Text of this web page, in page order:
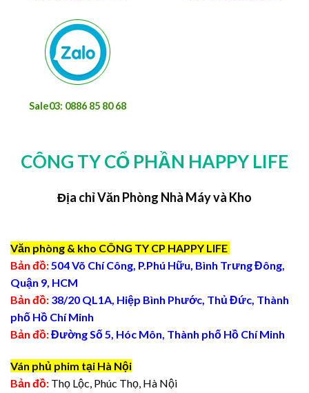
Sale03: 0886 85 80 68
CÔNG TY CỔ PHẦN HAPPY LIFE
Địa chỉ Văn Phòng Nhà Máy và Kho
Văn phòng & kho CÔNG TY CP HAPPY LIFE
Bản đồ:504 Võ Chí Công, P.Phú Hữu, Bình Trưng Đông,
Quận 9, HCM
Bản đồ: 38/20 QL1A, Hiệp Bình Phước, Thủ Đức, Thành
phố Hồ Chí Minh
Bản đồ:Đường Số 5, Hóc Môn, Thành phố Hồ Chí Minh
Ván phủ phim tại Hà Nội
Bản đồ: Thọ Lộc, Phúc Thọ, Hà Nội